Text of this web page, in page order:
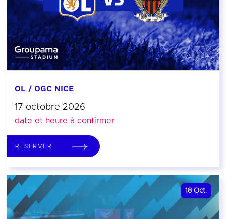
OL / OGC NICE
17 octobre 2026
date et heure à confirmer
RÉSERVER
18 Oct.